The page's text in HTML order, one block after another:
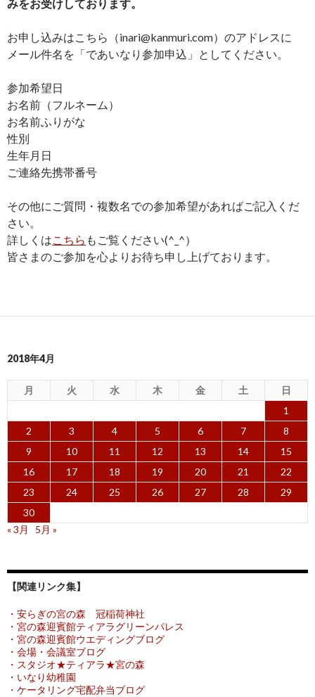
みをお受けしております。
お申し込みはこちら（inari@kanmuri.com）のアドレスに
メール件名を「であいなり参加申込」としてください。
参加希望日
お名前（フルネーム）
お名前ふりがな
性別
生年月日
ご連絡先携帯番号
その他にご質問・複数名での参加希望があればご記入くだ
さい。
詳しくはこちら もご覧ください(^_^）
皆さまのご参加を心よりお待ち申し上げております。
2018年4月
月 火 水 木 金 土
日
1
2
3 4 5 6 7
8
9
10 11 12 13 14
15
16
17 18 19 20 21
22
23
24 25 26 27 28
29
30
« 3月
5月 »
【関連リンク集】
・安らぎの宮の森 冠稲荷神社
・宮の森迎賓館ティアラグリーンパレス
・宮の森迎賓館ウエディングブログ
・会場・会議室ブログ
・スタジオ★ティアラ★宮の森
・いなり幼稚園
・ケータリング宅配弁当ブログ